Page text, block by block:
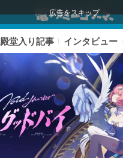
広告をスキップ
殿堂入り記事 インタビュー